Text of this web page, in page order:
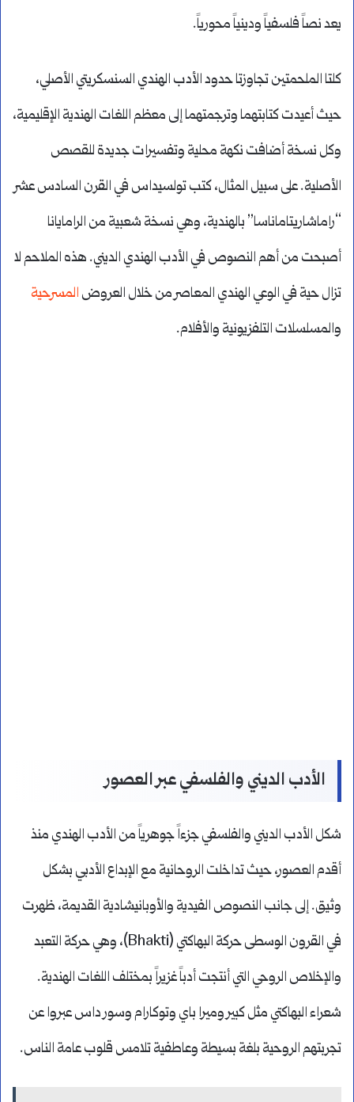
يعد نصاً فلسفياً ودينياً محورياً.
كلتا الملحمتين تجاوزتا حدود الأدب الهندي السنسكريتي الأصلي،
حيث أعيدت كتابتهما وترجمتهما إلى معظم اللغات الهندية الإقليمية،
وكل نسخة أضافت نكهة محلية وتفسيرات جديدة للقصص
الأصلية. على سبيل المثال، كتب تولسيداس في القرن السادس عشر
“راماشاريتاماناسا” بالهندية، وهي نسخة شعبية من الرامايانا
أصبحت من أهم النصوص في الأدب الهندي الديني. هذه الملاحم لا
تزال حية في الوعي الهندي المعاصر من خلال العروض المسرحية
والمسلسلات التلفزيونية والأفلام.
الأدب الديني والفلسفي عبر العصور
شكل الأدب الديني والفلسفي جزءاً جوهرياً من الأدب الهندي منذ
أقدم العصور، حيث تداخلت الروحانية مع الإبداع الأدبي بشكل
وثيق. إلى جانب النصوص الفيدية والأوبانيشادية القديمة، ظهرت
في القرون الوسطى حركة البهاكتي (Bhakti)، وهي حركة التعبد
والإخلاص الروحي التي أنتجت أدباً غزيراً بمختلف اللغات الهندية.
شعراء البهاكتي مثل كبير وميرا باي وتوكارام وسور داس عبروا عن
تجربتهم الروحية بلغة بسيطة وعاطفية تلامس قلوب عامة الناس.